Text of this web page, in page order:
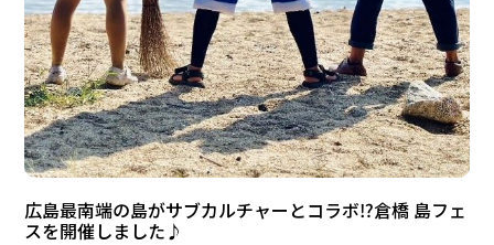
広島最南端の島がサブカルチャーとコラボ⁉倉橋 島フェ
スを開催しました♪